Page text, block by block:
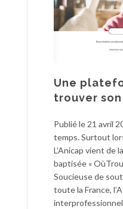
Une
trouver
Publié le 21 avril
temps. Surtout
L’Anicap vient de
baptisée «
Soucieuse de
toute la France,